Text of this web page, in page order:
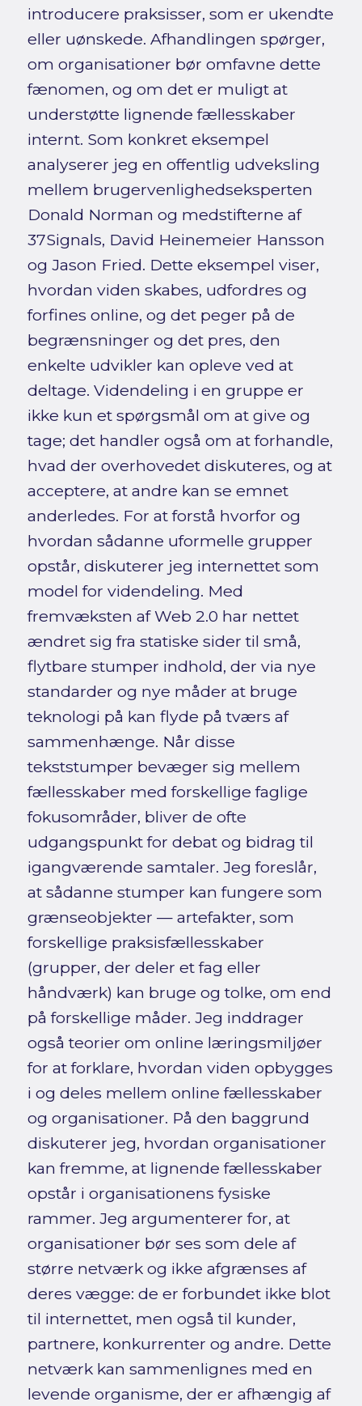
introducere praksisser, som er ukendte
eller uønskede. Afhandlingen spørger,
om organisationer bør omfavne dette
fænomen, og om det er muligt at
understøtte lignende fællesskaber
internt. Som konkret eksempel
analyserer jeg en offentlig udveksling
mellem brugervenlighedseksperten
Donald Norman og medstifterne af
37Signals, David Heinemeier Hansson
og Jason Fried. Dette eksempel viser,
hvordan viden skabes, udfordres og
forfines online, og det peger på de
begrænsninger og det pres, den
enkelte udvikler kan opleve ved at
deltage. Videndeling i en gruppe er
ikke kun et spørgsmål om at give og
tage; det handler også om at forhandle,
hvad der overhovedet diskuteres, og at
acceptere, at andre kan se emnet
anderledes. For at forstå hvorfor og
hvordan sådanne uformelle grupper
opstår, diskuterer jeg internettet som
model for videndeling. Med
fremvæksten af Web 2.0 har nettet
ændret sig fra statiske sider til små,
flytbare stumper indhold, der via nye
standarder og nye måder at bruge
teknologi på kan flyde på tværs af
sammenhænge. Når disse
tekststumper bevæger sig mellem
fællesskaber med forskellige faglige
fokusområder, bliver de ofte
udgangspunkt for debat og bidrag til
igangværende samtaler. Jeg foreslår,
at sådanne stumper kan fungere som
grænseobjekter — artefakter, som
forskellige praksisfællesskaber
(grupper, der deler et fag eller
håndværk) kan bruge og tolke, om end
på forskellige måder. Jeg inddrager
også teorier om online læringsmiljøer
for at forklare, hvordan viden opbygges
i og deles mellem online fællesskaber
og organisationer. På den baggrund
diskuterer jeg, hvordan organisationer
kan fremme, at lignende fællesskaber
opstår i organisationens fysiske
rammer. Jeg argumenterer for, at
organisationer bør ses som dele af
større netværk og ikke afgrænses af
deres vægge: de er forbundet ikke blot
til internettet, men også til kunder,
partnere, konkurrenter og andre. Dette
netværk kan sammenlignes med en
levende organisme, der er afhængig af